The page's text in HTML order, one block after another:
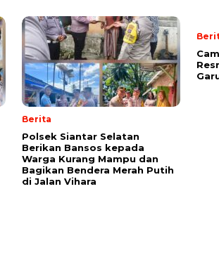
Berita
Polsek Siantar Selatan
Berikan Bansos kepada
Warga Kurang Mampu dan
Bagikan Bendera Merah Putih
di Jalan Vihara